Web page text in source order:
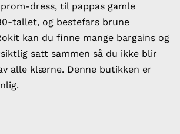
dress, til pappas gamle
tallet, og bestefars brune
kan du finne mange bargains og
satt sammen så du ikke blir
alle klærne. Denne butikken er